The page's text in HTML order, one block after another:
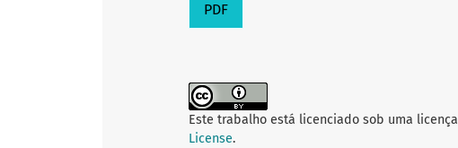
PDF
Este trabalho está licenciado sob uma licença
License.